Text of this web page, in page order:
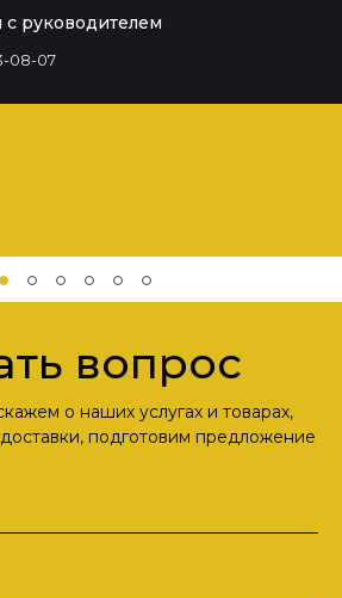
с руководителем
08-07
вопрос
о наших услугах и товарах,
подготовим предложение